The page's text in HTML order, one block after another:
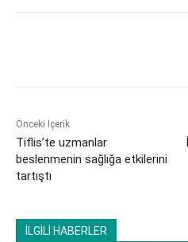
Önceki İçerik
Tiflis’te uzmanlar
beslenmenin sağlığa etkilerini
tartıştı
İLGİLİ HABERLER